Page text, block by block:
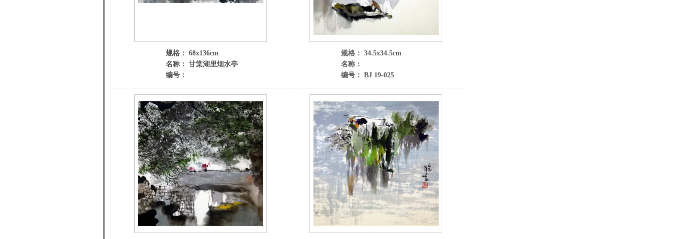
规格： 68x136cm
名称： 甘棠湖里烟水亭
编号：
规格： 34.5x34.5cm
名称：
编号： BJ 19-025